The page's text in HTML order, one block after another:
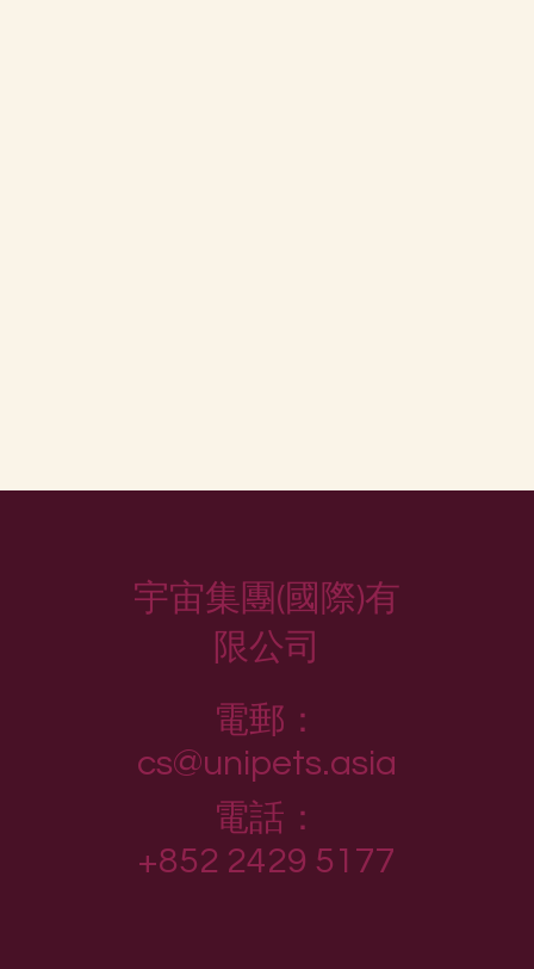
宇宙集團(國際)有
限公司
電郵：
cs@unipets.asia
電話：
+852 2429 5177